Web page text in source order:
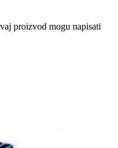
proizvod mogu napisati